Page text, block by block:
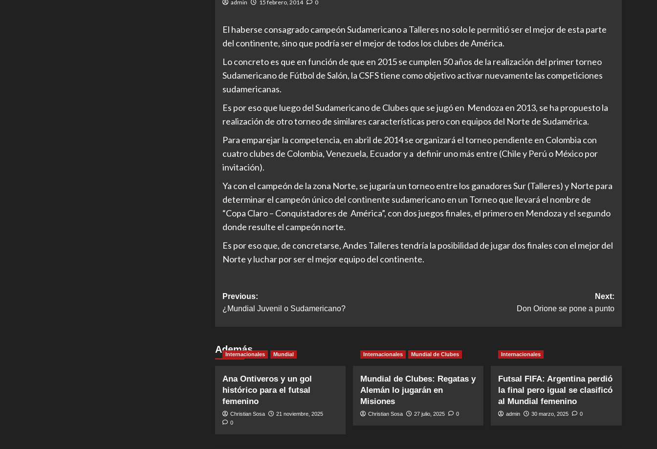
admin 15 febrero, 2014 0
El haberse consagrado campeón Sudamericano a Talleres no solo le permitió ser el mejor de esta parte
del continente, sino que podría ser el mejor de todos los clubes de América.
Lo concreto es que en función de que en 2015 se cumplen 50 años de la realización del primer torneo
Sudamericano de Fútbol de Salón, la CSFS tiene como objetivo activar nuevamente las competiciones
sudamericanas.
Es por eso que luego del Sudamericano de Clubes que se jugó en Mendoza en 2013, se ha propuesto la
realización de otro torneo de similares características pero con equipos del Norte de Sudamérica.
Para emparejar la competencia, en abril de 2014 se organizará el torneo pendiente en Colombia con
cuatro clubes de Colombia, Venezuela, Ecuador y a definir uno más entre (Chile y Perú o México por
invitación).
Ya con el campeón de la zona Norte, se jugaría un torneo entre los ganadores Sur (Talleres) y Norte para
determinar el campeón único del continente sudamericano en un Torneo que llevará el nombre de
“Copa Claro – Conquistadores de América”, con dos juegos finales, el primero en Mendoza y el segundo
donde resulte el campeón norte.
Es por eso que, de concretarse, Andes Talleres tendría la posibilidad de jugar dos finales con el mejor del
Norte y luchar por ser el mejor equipo del continente.
Post
navigation
Previous:
¿Mundial Juvenil o Sudamericano?
Next:
Don Orione se pone a punto
Además
Internacionales Mundial
Ana Ontiveros y un gol
histórico para el futsal
femenino
Christian Sosa
21 noviembre, 2025
0
Internacionales Mundial de Clubes
Mundial de Clubes: Regatas y
Alemán lo jugarán en
Misiones
Christian Sosa 27 julio, 2025 0
Internacionales
Futsal FIFA: Argentina perdió
la final pero igual se clasificó
al Mundial femenino
admin 30 marzo, 2025 0